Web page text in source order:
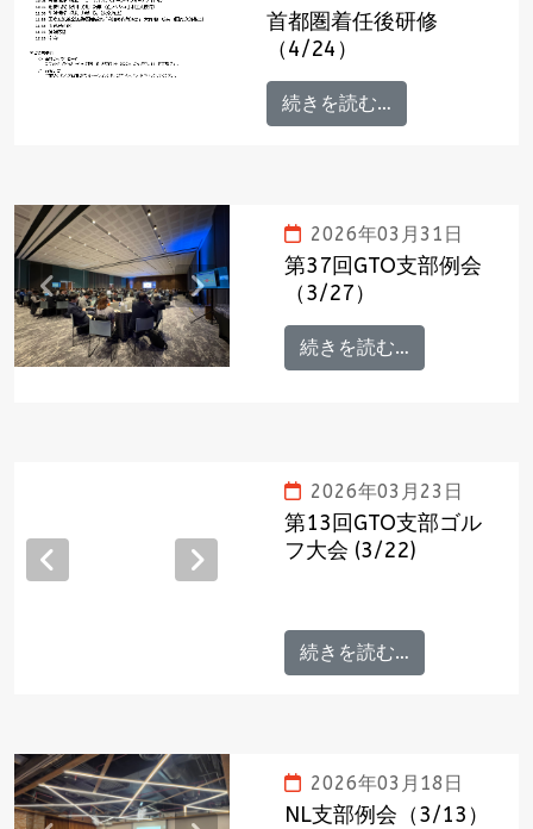
首都圏着任後研修
（4/24）
続きを読む…
Previous Next
2026年03月31日
第37回GTO支部例会
（3/27）
続きを読む…
Previous Next
2026年03月23日
第13回GTO支部ゴル
フ大会 (3/22)
続きを読む…
2026年03月18日
NL支部例会（3/13）